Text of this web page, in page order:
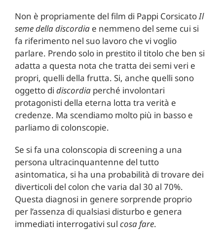
Non è propriamente del film di Pappi CorsicatoIl
seme della discordiae nemmeno del seme cui si
fa riferimento nel suo lavoro che vi voglio
parlare. Prendo solo in prestito il titolo che ben si
adatta a questa nota che tratta dei semi veri e
propri, quelli della frutta. Si, anche quelli sono
oggetto di discordia perché involontari
protagonisti della eterna lotta tra verità e
credenze. Ma scendiamo molto più in basso e
parliamo di colonscopie.
Se si fa una colonscopia di screening a una
persona ultracinquantenne del tutto
asintomatica, si ha una probabilità di trovare dei
diverticoli del colon che varia dal 30 al 70%.
Questa diagnosi in genere sorprende proprio
per l’assenza di qualsiasi disturbo e genera
immediati interrogativi sul cosa fare.